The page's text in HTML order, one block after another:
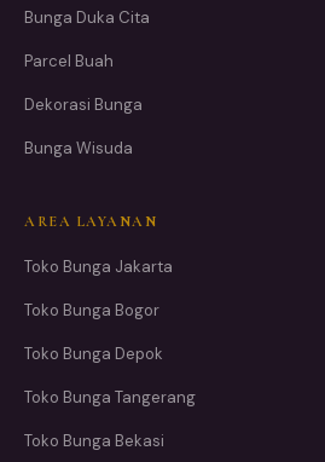
Bunga Duka Cita
Parcel Buah
Dekorasi Bunga
Bunga Wisuda
AREA LAYANAN
Toko Bunga Jakarta
Toko Bunga Bogor
Toko Bunga Depok
Toko Bunga Tangerang
Toko Bunga Bekasi